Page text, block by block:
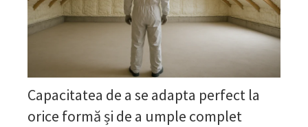
Capacitatea de a se adapta perfect la
orice formă și de a umple complet